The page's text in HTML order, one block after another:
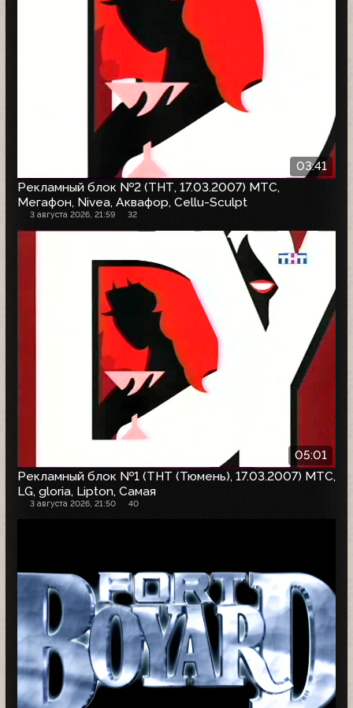
03:41
Рекламный блок №2 (ТНТ, 17.03.2007) МТС,
Мегафон, Nivea, Аквафор, Cellu-Sculpt
3 августа 2026, 21:59 32
05:01
Рекламный блок №1 (ТНТ (Тюмень), 17.03.2007) МТС,
LG, gloria, Lipton, Самая
3 августа 2026, 21:50 40